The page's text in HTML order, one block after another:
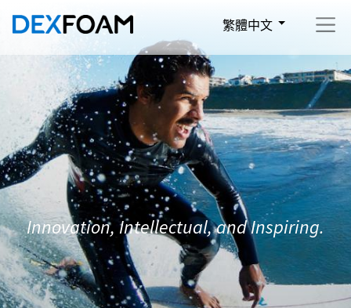
繁體中文
Innovation, Intellectual, and Inspiring.